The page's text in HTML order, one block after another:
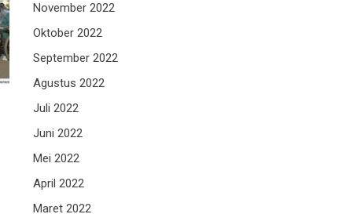
November 2022
Oktober 2022
September 2022
Agustus 2022
Juli 2022
Juni 2022
Mei 2022
April 2022
Maret 2022